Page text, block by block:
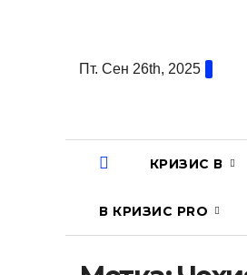
содержаниюПт. Сен 26th, 2025
КРИЗИС В
В КРИЗИС PRO